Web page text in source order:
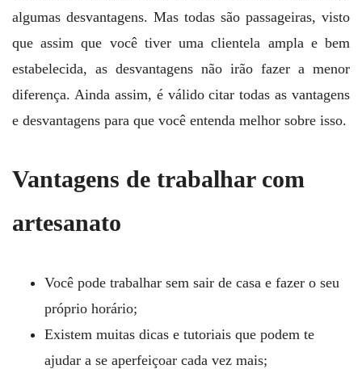
algumas desvantagens. Mas todas são passageiras, visto
que assim que você tiver uma clientela ampla e bem
estabelecida, as desvantagens não irão fazer a menor
diferença. Ainda assim, é válido citar todas as vantagens
e desvantagens para que você entenda melhor sobre isso.
Vantagens de trabalhar com
artesanato
Você pode trabalhar sem sair de casa e fazer o seu
próprio horário;
Existem muitas dicas e tutoriais que podem te
ajudar a se aperfeiçoar cada vez mais;